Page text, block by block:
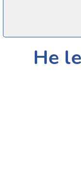
He